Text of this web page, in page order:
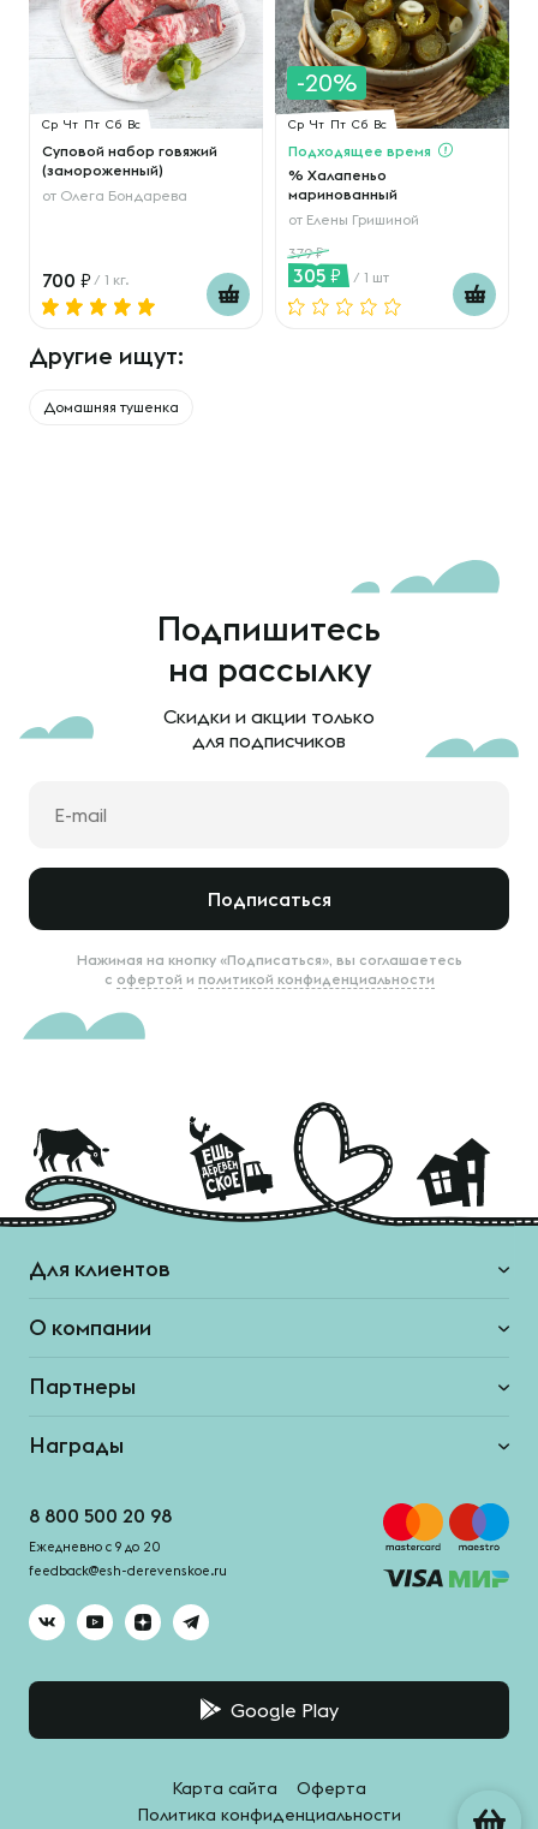
Ср Чт Пт Сб Вс
Суповой набор говяжий
(замороженный)
от Олега Бондарева
700 / 1 кг.
-20%
Ср Чт Пт Сб Вс
Подходящее время
% Халапеньо
маринованный
от Елены Гришиной
379
305 / 1 шт
Другие ищут:
Домашняя тушенка
Подпишитесь
на рассылку
Скидки и акции только
для подписчиков
Подписаться
Нажимая на кнопку «Подписаться», вы соглашаетесь
с офертой и политикой конфиденциальности
Для клиентов
О компании
Партнеры
Награды
8 800 500 20 98
Ежедневно с 9 до 20
feedback@esh-derevenskoe.ru
Google Play
Карта сайта
Оферта
Политика конфиденциальности